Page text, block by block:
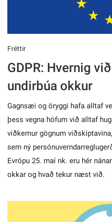
Fréttir
GDPR: Hvernig
undirbúa okkur
Gagnsæi og öryggi hafa alltaf
þess vegna höfum við alltaf
viðkemur gögnum
sem ný
Evrópu 25. maí nk. eru hér
okkar og hvað tekur næst við.